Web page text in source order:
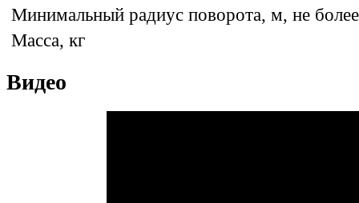
Минимальный радиус поворота, м, не более
Масса, кг
Видео